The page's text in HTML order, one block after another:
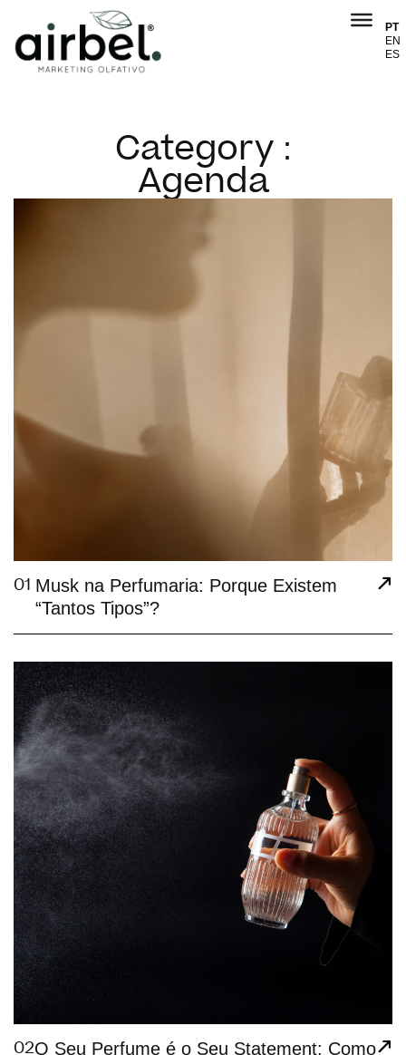
PT
EN
ES
Category :
Agenda
01 Musk na Perfumaria: Porque Existem
“Tantos Tipos”?
02O Seu Perfume é o Seu Statement: Como